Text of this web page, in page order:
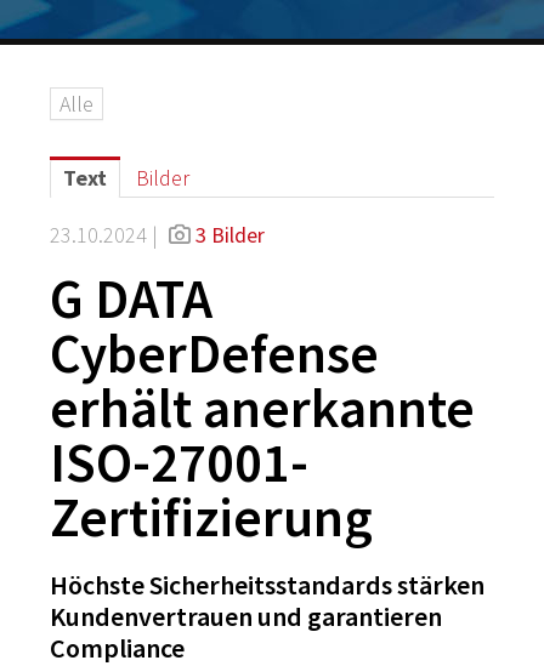
Logos
IT-Security
G DATA Campus
Kontakt
Alle
Text Bilder
23.10.2024 | 3 Bilder
G DATA
CyberDefense
erhält anerkannte
ISO-27001-
Zertifizierung
Höchste Sicherheitsstandards stärken
Kundenvertrauen und garantieren
Compliance